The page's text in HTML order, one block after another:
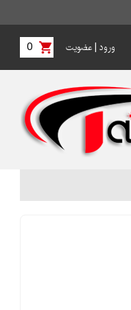
0 ورود |عضویت